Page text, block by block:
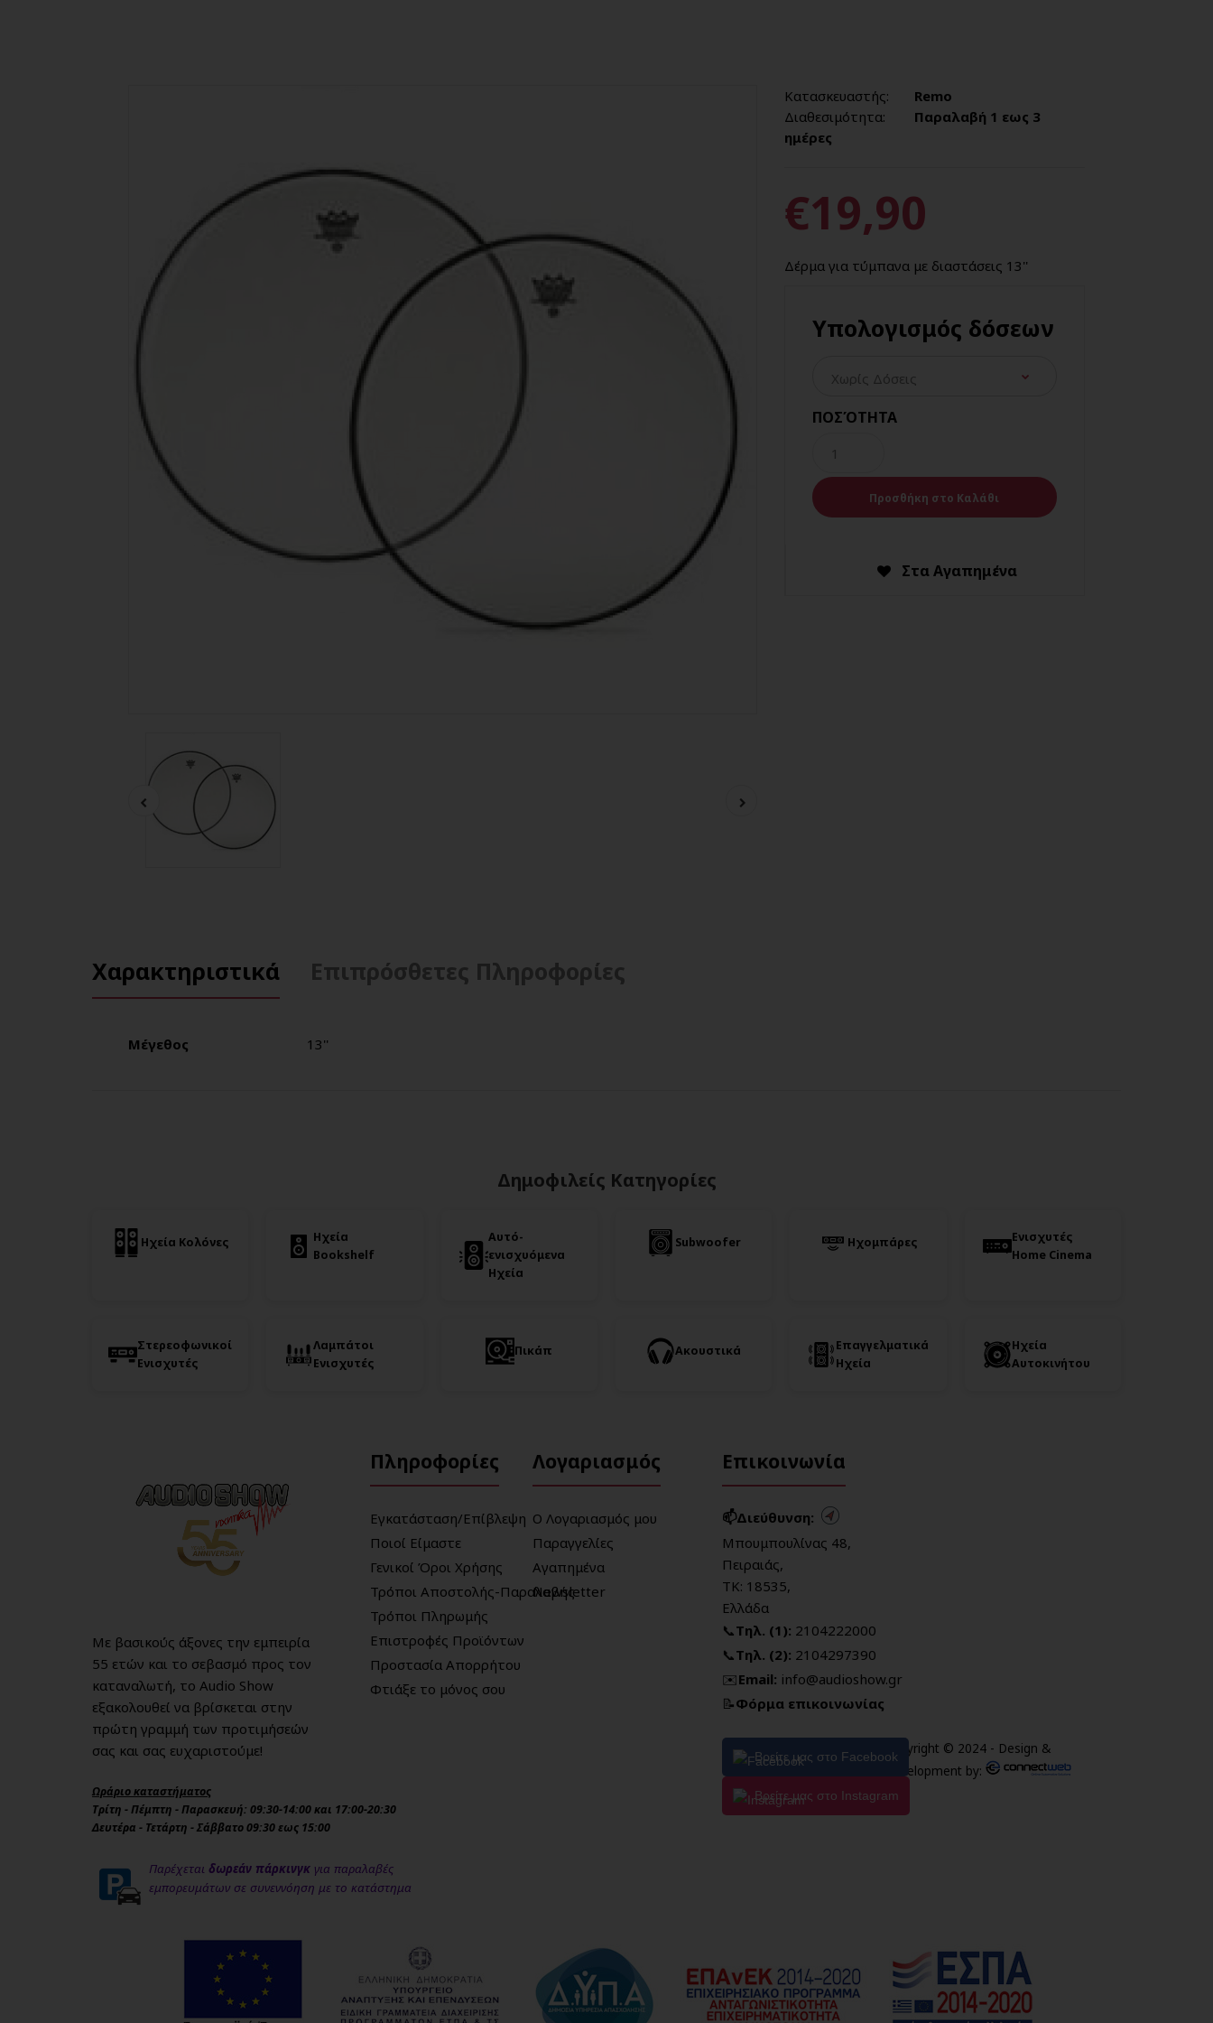
Κατασκευαστής:
Remo
Διαθεσιμότητα:
Παραλαβή 1 εως 3
ημέρες
€19,90
Δέρμα για τύμπανα με διαστάσεις 13''
Υπολογισμός δόσεων
ΠΟΣΌΤΗΤΑ
Στα Αγαπημένα
Χαρακτηριστικά Επιπρόσθετες Πληροφορίες
Μέγεθος 13''
Δημοφιλείς Κατηγορίες
Ηχεία Κολόνες
Ηχεία
Bookshelf
Αυτό-
ενισχυόμενα
Ηχεία
Subwoofer Ηχομπάρες
Ενισχυτές
Home Cinema
Στερεοφωνικοί
Ενισχυτές
Λαμπάτοι
Ενισχυτές
Πικάπ Ακουστικά
Επαγγελματικά
Ηχεία
Ηχεία
Αυτοκινήτου
Με βασικούς άξονες την εμπειρία
55 ετών και το σεβασμό προς τον
καταναλωτή, το Audio Show
εξακολουθεί να βρίσκεται στην
πρώτη γραμμή των προτιμήσεών
σας και σας ευχαριστούμε!
Ωράριο καταστήματος
Τρίτη - Πέμπτη - Παρασκευή: 09:30-14:00 και 17:00-20:30
Δευτέρα - Τετάρτη - Σάββατο 09:30 εως 15:00
Παρέχεται δωρεάν πάρκινγκ για παραλαβές
εμπορευμάτων σε συνεννόηση με το κατάστημα
Πληροφορίες
Εγκατάσταση/Επίβλεψη
Ποιοί Είμαστε
Γενικοί Όροι Χρήσης
Τρόποι Αποστολής-Παραλαβής
Τρόποι Πληρωμής
Επιστροφές Προϊόντων
Προστασία Απορρήτου
Φτιάξε το μόνος σου
Λογαριασμός
Ο Λογαριασμός μου
Παραγγελίες
Αγαπημένα
Newsletter
Επικοινωνία
📫Διεύθυνση:
Μπουμπουλίνας 48,
Πειραιάς,
ΤΚ: 18535,
Ελλάδα
📞Τηλ. (1): 2104222000
📞Τηλ. (2): 2104297390
✉️Email: info@audioshow.gr
📝Φόρμα επικοινωνίας
Βρείτε μας στο Facebook
Βρείτε μας στο Instagram
Copyright © 2024 - Design &
Development by: